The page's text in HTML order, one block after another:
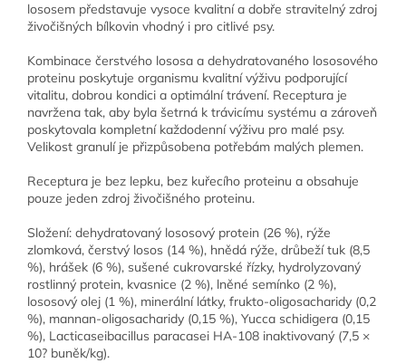
lososem představuje vysoce kvalitní a dobře stravitelný zdroj
živočišných bílkovin vhodný i pro citlivé psy.
Kombinace čerstvého lososa a dehydratovaného lososového
proteinu poskytuje organismu kvalitní výživu podporující
vitalitu, dobrou kondici a optimální trávení. Receptura je
navržena tak, aby byla šetrná k trávicímu systému a zároveň
poskytovala kompletní každodenní výživu pro malé psy.
Velikost granulí je přizpůsobena potřebám malých plemen.
Receptura je bez lepku, bez kuřecího proteinu a obsahuje
pouze jeden zdroj živočišného proteinu.
Složení: dehydratovaný lososový protein (26 %), rýže
zlomková, čerstvý losos (14 %), hnědá rýže, drůbeží tuk (8,5
%), hrášek (6 %), sušené cukrovarské řízky, hydrolyzovaný
rostlinný protein, kvasnice (2 %), lněné semínko (2 %),
lososový olej (1 %), minerální látky, frukto-oligosacharidy (0,2
%), mannan-oligosacharidy (0,15 %), Yucca schidigera (0,15
%), Lacticaseibacillus paracasei HA-108 inaktivovaný (7,5 ×
10? buněk/kg).